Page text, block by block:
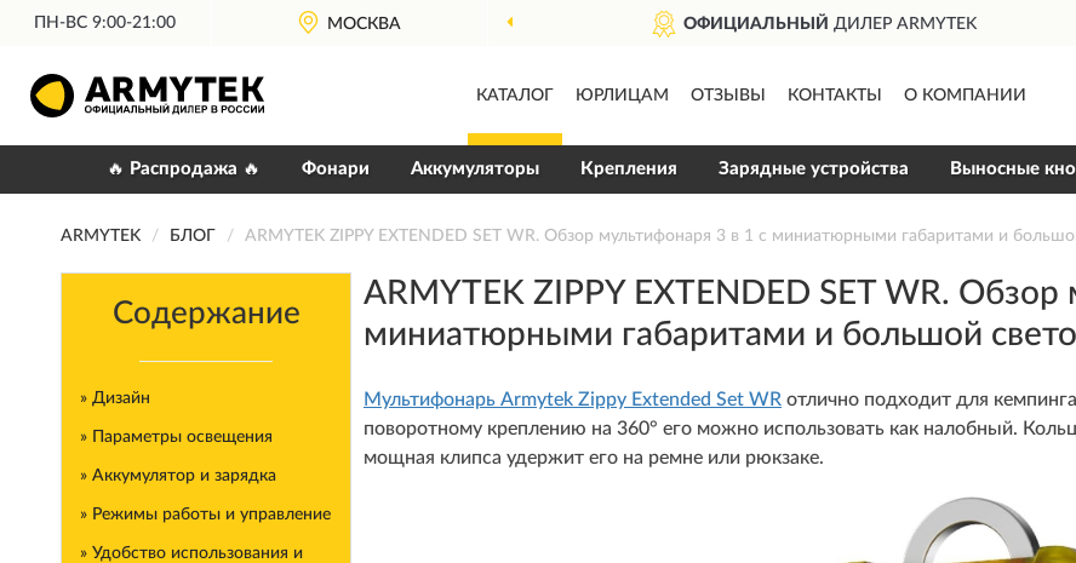
ПН-ВС 9:00-21:00 МОСКВА
ОФИЦИАЛЬНЫЙ ДИЛЕР ARMYTEK ДОСТАВИМ
КАТАЛОГ ЮРЛИЦАМ ОТЗЫВЫ КОНТАКТЫ О КОМПАНИИ
🔥 Распродажа 🔥 Фонари Аккумуляторы Крепления Зарядные устройства Выносные
ARMYTEK БЛОГ ARMYTEK ZIPPY EXTENDED SET WR. Обзор мультифонаря 3 в 1 с миниатюрными габаритами и
Содержание
» Дизайн
» Параметры освещения
» Аккумулятор и зарядка
» Режимы работы и управление
» Удобство использования и
ARMYTEK ZIPPY EXTENDED SET WR. Обзор
миниатюрными габаритами и большой
Мультифонарь Armytek Zippy Extended Set WR отлично подходит для
поворотному креплению на 360° его можно использовать как налобный.
мощная клипса удержит его на ремне или рюкзаке.